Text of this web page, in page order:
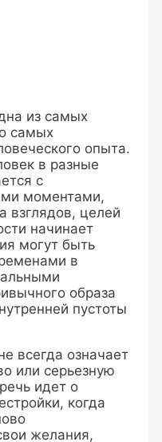
из самых
самых
опыта.
в разные
с
моментами,
взглядов, целей
начинает
могут быть
в
образа
пустоты
всегда означает
или серьезную
идет о
когда
желания,